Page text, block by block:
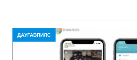
ДАУГАВПИЛС